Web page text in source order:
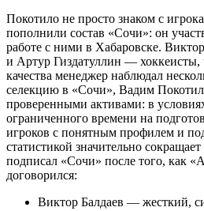
Покотило не просто знаком с
пополнили состав «Сочи»: он
работе с ними в Хабаровске.
и Артур Гиздатуллин — хоккеисты,
качества менеджер наблюдал
селекцию в «Сочи», Вадим
проверенными активами: в
ограниченного времени на
игроков с понятным профилем и
статистикой значительно
подписал «Сочи» после того, как
договорился:
Виктор Балдаев — жесткий,